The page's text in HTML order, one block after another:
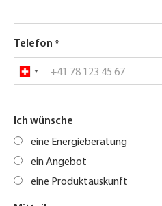
Telefon
Ich wünsche
eine Energieberatung
ein Angebot
eine Produktauskunft